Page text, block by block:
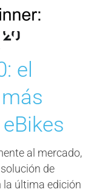
el
al mercado,
de
última edición